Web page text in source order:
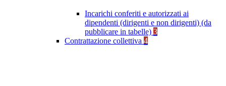
Incarichi conferiti e autorizzati ai
dipendenti (dirigenti e non dirigenti) (da
pubblicare in tabelle) 3
Contrattazione collettiva 4